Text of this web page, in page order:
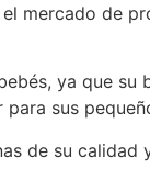
mercado de
ya que
sus
de su